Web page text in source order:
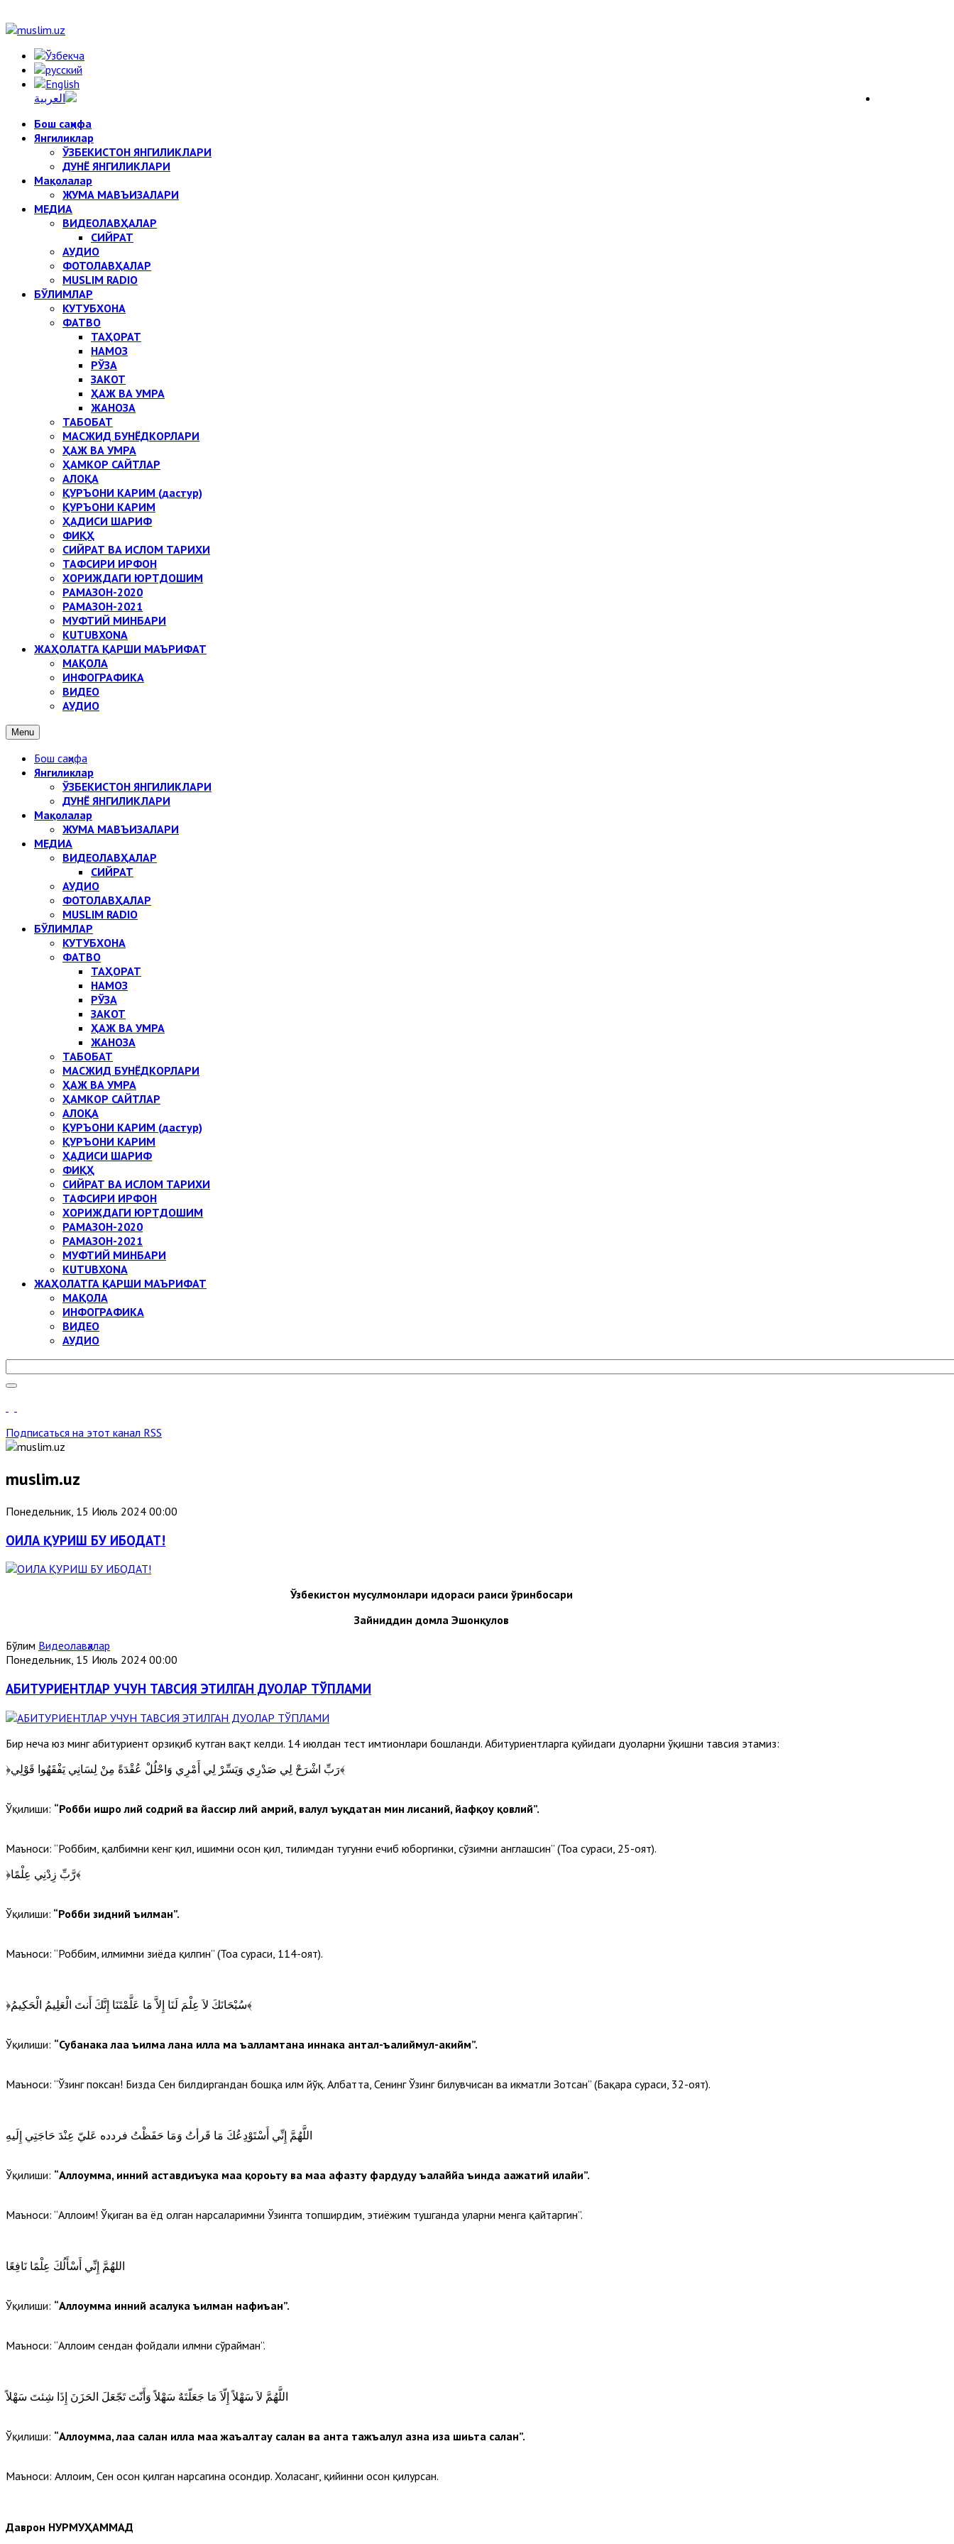
Бош саҳифа
Янгиликлар
ЎЗБЕКИСТОН ЯНГИЛИКЛАРИ
ДУНЁ ЯНГИЛИКЛАРИ
Мақолалар
ЖУМА МАВЪИЗАЛАРИ
МЕДИА
ВИДЕОЛАВҲАЛАР
СИЙРАТ
АУДИО
ФОТОЛАВҲАЛАР
MUSLIM RADIO
БЎЛИМЛАР
КУТУБХОНА
ФАТВО
ТАҲОРАТ
НАМОЗ
РЎЗА
ЗАКОТ
ҲАЖ ВА УМРА
ЖАНОЗА
ТАБОБАТ
МАСЖИД БУНЁДКОРЛАРИ
ҲАЖ ВА УМРА
ҲАМКОР САЙТЛАР
АЛОҚА
ҚУРЪОНИ КАРИМ (дастур)
ҚУРЪОНИ КАРИМ
ҲАДИСИ ШАРИФ
ФИҚҲ
СИЙРАТ ВА ИСЛОМ ТАРИХИ
ТАФСИРИ ИРФОН
ХОРИЖДАГИ ЮРТДОШИМ
РАМАЗОН-2020
РАМАЗОН-2021
МУФТИЙ МИНБАРИ
KUTUBXONA
ЖАҲОЛАТГА ҚАРШИ МАЪРИФАТ
МАҚОЛА
ИНФОГРАФИКА
ВИДЕО
АУДИО
Menu
Бош саҳифа
Янгиликлар
ЎЗБЕКИСТОН ЯНГИЛИКЛАРИ
ДУНЁ ЯНГИЛИКЛАРИ
Мақолалар
ЖУМА МАВЪИЗАЛАРИ
МЕДИА
ВИДЕОЛАВҲАЛАР
СИЙРАТ
АУДИО
ФОТОЛАВҲАЛАР
MUSLIM RADIO
БЎЛИМЛАР
КУТУБХОНА
ФАТВО
ТАҲОРАТ
НАМОЗ
РЎЗА
ЗАКОТ
ҲАЖ ВА УМРА
ЖАНОЗА
ТАБОБАТ
МАСЖИД БУНЁДКОРЛАРИ
ҲАЖ ВА УМРА
ҲАМКОР САЙТЛАР
АЛОҚА
ҚУРЪОНИ КАРИМ (дастур)
ҚУРЪОНИ КАРИМ
ҲАДИСИ ШАРИФ
ФИҚҲ
СИЙРАТ ВА ИСЛОМ ТАРИХИ
ТАФСИРИ ИРФОН
ХОРИЖДАГИ ЮРТДОШИМ
РАМАЗОН-2020
РАМАЗОН-2021
МУФТИЙ МИНБАРИ
KUTUBXONA
ЖАҲОЛАТГА ҚАРШИ МАЪРИФАТ
МАҚОЛА
ИНФОГРАФИКА
ВИДЕО
АУДИО
Подписаться на этот канал RSS
muslim.uz
Понедельник, 15 Июль 2024 00:00
ОИЛА ҚУРИШ БУ ИБОДАТ!
Ўзбекистон мусулмонлари идораси раиси ўринбосари
Зайниддин домла Эшонқулов
Бўлим Видеолавҳалар
Понедельник, 15 Июль 2024 00:00
АБИТУРИЕНТЛАР УЧУН ТАВСИЯ ЭТИЛГАН ДУОЛАР ТЎПЛАМИ
Бир неча юз минг абитуриент орзиқиб кутган вақт келди. 14 июлдан тест имтиҳонлари бошланди. Абитуриентларга қуйидаги дуоларни ўқишни тавсия этамиз:
﴿رَبِّ اشْرَحْ لِي صَدْرِي وَيَسِّرْ لِي أَمْرِي وَاحْلُلْ عُقْدَةً مِنْ لِسَانِي يَفْقَهُوا قَوْلِي﴾
Ўқилиши: “Робби ишроҳ лий содрий ва йассир лий амрий, ваҳлул ъуқдатан мин лисаний, йафқоҳу қовлий”.
Маъноси: “Роббим, қалбимни кенг қил, ишимни осон қил, тилимдан тугунни ечиб юборгинки, сўзимни англашсин” (Тоҳа сураси, 25-оят).
﴿رَّبِّ زِدْنِي عِلْمًا﴾
Ўқилиши: “Робби зидний ъилман”.
Маъноси: “Роббим, илмимни зиёда қилгин” (Тоҳа сураси, 114-оят).
﴿سُبْحَانَكَ لاَ عِلْمَ لَنَا إِلاَّ مَا عَلَّمْتَنَا إِنَّكَ أَنتَ الْعَلِيمُ الْحَكِيمُ﴾
Ўқилиши: “Субҳанака лаа ъилма лана илла ма ъалламтана иннака антал-ъалиймул-ҳакийм”.
Маъноси: “Ўзинг поксан! Бизда Сен билдиргандан бошқа илм йўқ. Албатта, Сенинг Ўзинг билувчисан ва ҳикматли Зотсан” (Бақара сураси, 32-оят).
اللَّهُمَّ إِنِّي أَسْتَوْدِعُكَ مَا قَرأتُ وَمَا حَفَظْتُ فردده عَليّ عِنْدَ حَاجَتِي إِلَيهِ
Ўқилиши: “Аллоҳумма, инний аставдиъука маа қороьту ва маа ҳафазту фардудҳу ъалаййа ъинда ҳаажатий илайҳи”.
Маъноси: “Аллоҳим! Ўқиган ва ёд олган нарсаларимни Ўзингга топширдим, эҳтиёжим тушганда уларни менга қайтаргин”.
اللهُمَّ إِنِّي أَسْأَلُكَ عِلْمًا نَافِعًا
Ўқилиши: “Аллоҳумма инний асалука ъилман нафиъан”.
Маъноси: “Аллоҳим сендан фойдали илмни сўрайман”.
اللَّهُمَّ لاَ سَهْلاً إِلّاَ مَا جَعَلّتَهٌ سَهْلاً وَأَنّتَ تَجّعَلَ الحَزَنَ إِذَا شِئتَ سَهْلاً
Ўқилиши: “Аллоҳумма, лаа саҳлан илла маа жаъалтаҳу саҳлан ва анта тажъалул ҳазна иза шиьта саҳлан”.
Маъноси: Аллоҳим, Сен осон қилган нарсагина осондир. Хоҳласанг, қийинни осон қилурсан.
Даврон НУРМУҲАММАД